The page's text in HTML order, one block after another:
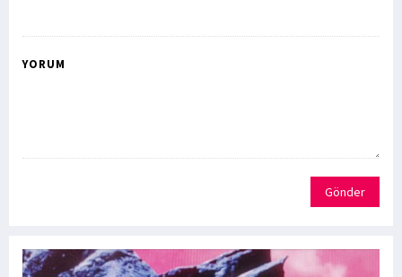
YORUM
Gönder